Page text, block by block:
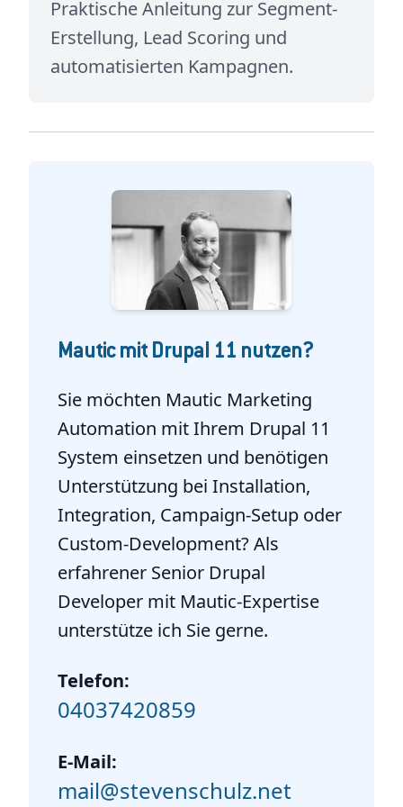
Praktische Anleitung zur Segment-
Erstellung, Lead Scoring und
automatisierten Kampagnen.
Mautic mit Drupal 11 nutzen?
Sie möchten Mautic Marketing
Automation mit Ihrem Drupal 11
System einsetzen und benötigen
Unterstützung bei Installation,
Integration, Campaign-Setup oder
Custom-Development? Als
erfahrener Senior Drupal
Developer mit Mautic-Expertise
unterstütze ich Sie gerne.
Telefon:
04037420859
E-Mail:
mail@stevenschulz.net